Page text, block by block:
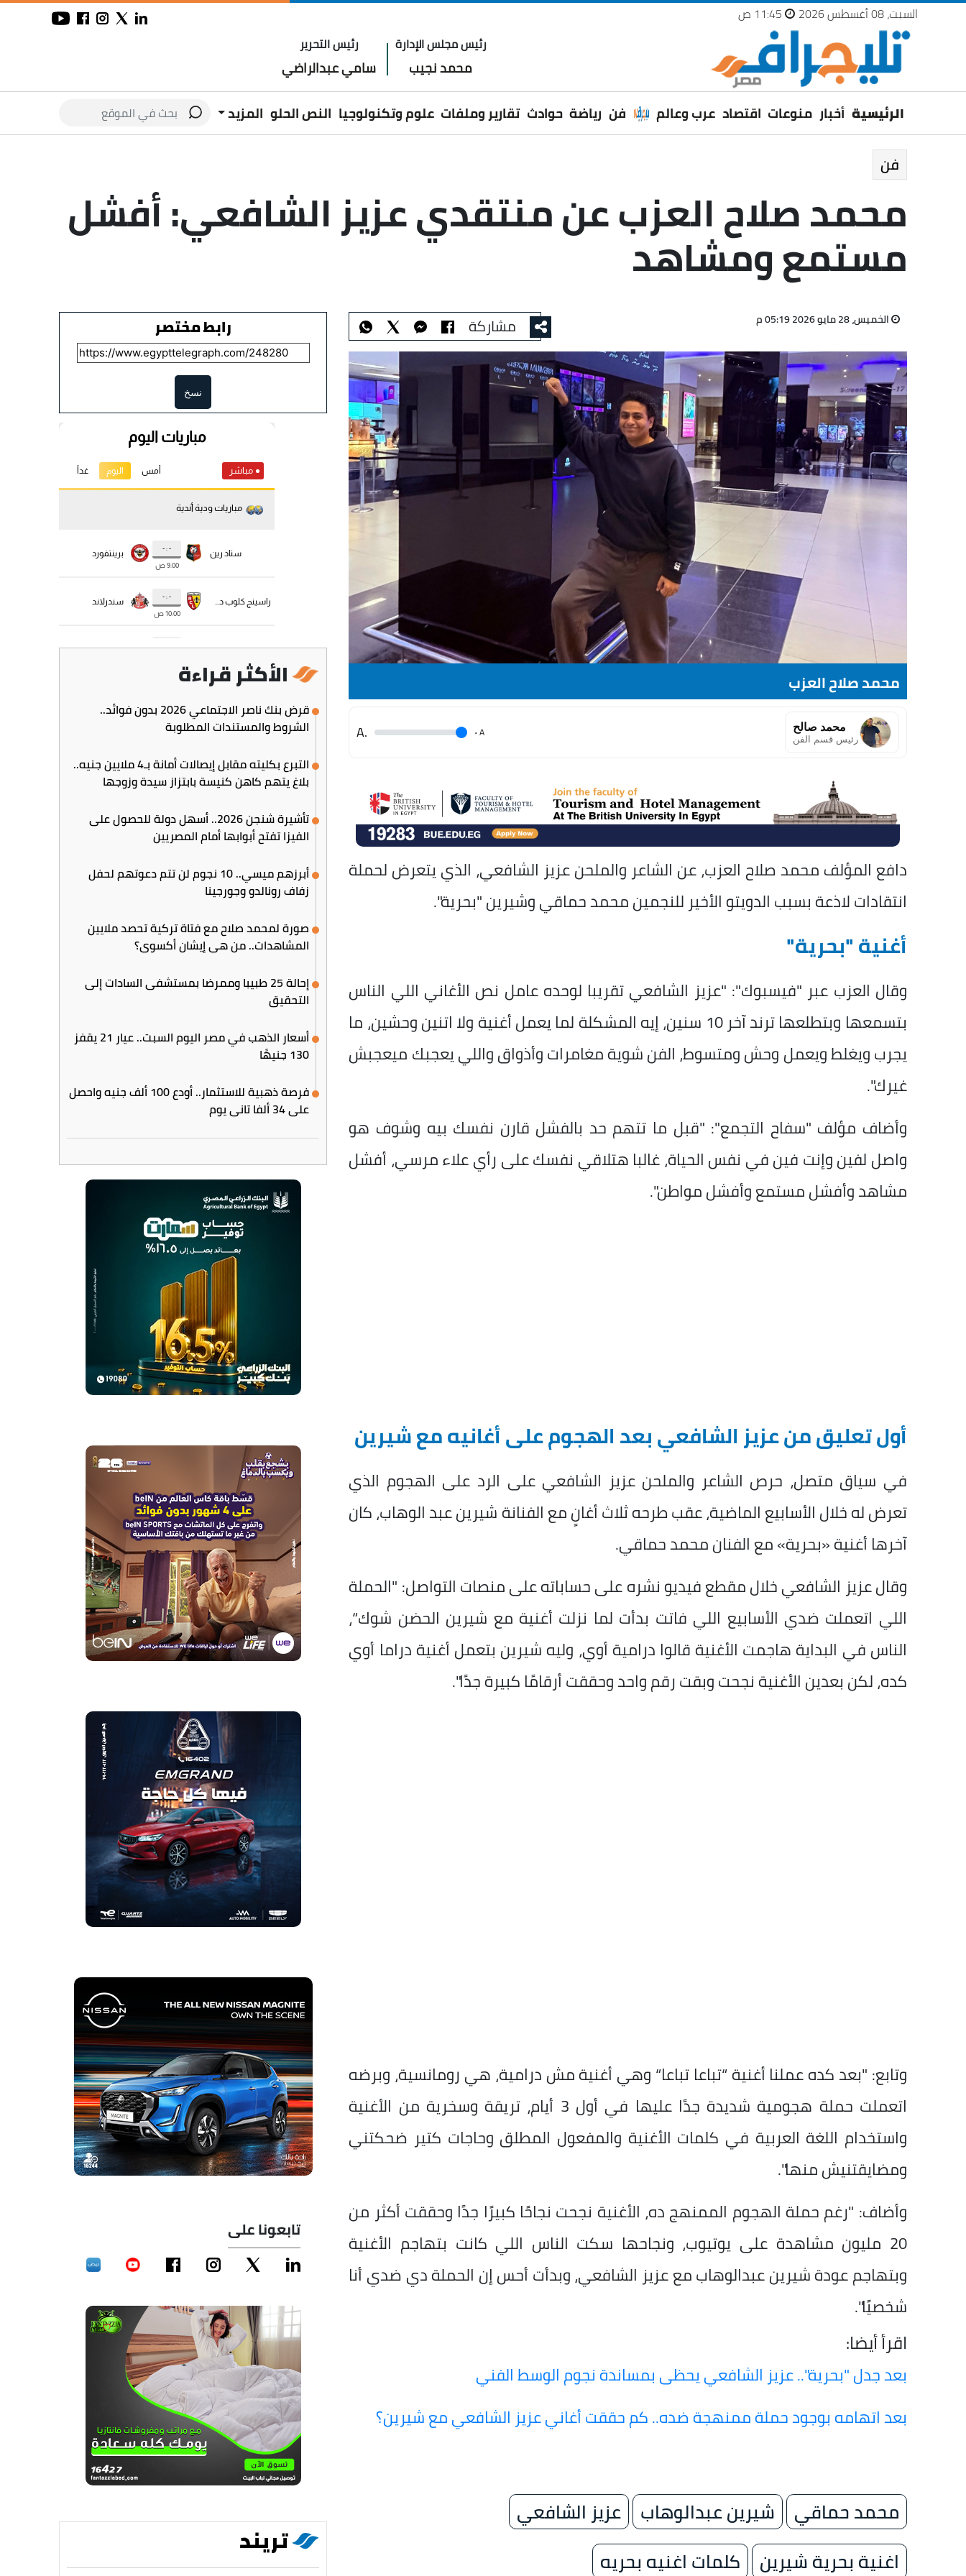
السبت، 08 أغسطس 2026
رئيس مجلس الإدارة
محمد نجيب
رئيس التحرير
سامي عبدالراضي
الرئيسية أخبار منوعات اقتصاد عرب وعالم فن رياضة حوادث تقارير وملفات علوم وتكنولوجيا النص الحلو المزيد
فن
محمد صلاح العزب عن منتقدي عزيز الشافعي: أفشل
مستمع ومشاهد
الخميس، 28 مايو 2026 05:19 م مشاركة
محمد صلاح العزب
محمد صالح
رئيس قسم الفن A
.
.A
دافع المؤلف محمد صلاح العزب، عن الشاعر والملحن عزيز الشافعي، الذي يتعرض لحملة
انتقادات لاذعة بسبب الدويتو الأخير للنجمين محمد حماقي وشيرين "بحرية".
أغنية "بحرية"
وقال العزب عبر "فيسبوك": "عزيز الشافعي تقريبا لوحده عامل نص الأغاني اللي الناس
بتسمعها وبتطلعها ترند آخر 10 سنين، إيه المشكلة لما يعمل أغنية ولا اتنين وحشين، ما
يجرب ويغلط ويعمل وحش ومتسوط، الفن شوية مغامرات وأذواق واللي يعجبك ميعجبش
غيرك".
وأضاف مؤلف "سفاح التجمع": "قبل ما تتهم حد بالفشل قارن نفسك بيه وشوف هو
واصل لفين وإنت فين في نفس الحياة، غالبا هتلاقي نفسك على رأي علاء مرسي، أفشل
مشاهد وأفشل مستمع وأفشل مواطن".
أول تعليق من عزيز الشافعي بعد الهجوم على أغانيه مع شيرين
في سياق متصل، حرص الشاعر والملحن عزيز الشافعي على الرد على الهجوم الذي
تعرض له خلال الأسابيع الماضية، عقب طرحه ثلاث أغانٍ مع الفنانة شيرين عبد الوهاب، كان
آخرها أغنية «بحرية» مع الفنان محمد حماقي.
وقال عزيز الشافعي خلال مقطع فيديو نشره على حساباته على منصات التواصل: "الحملة
اللي اتعملت ضدي الأسابيع اللي فاتت بدأت لما نزلت أغنية مع شيرين الحضن شوك“،
الناس في البداية هاجمت الأغنية قالوا درامية أوي، وليه شيرين بتعمل أغنية دراما أوي
كده، لكن بعدين الأغنية نجحت وبقت رقم واحد وحققت أرقامًا كبيرة جدًا".
وتابع: "بعد كده عملنا أغنية “تباعا تباعا“ وهي أغنية مش درامية، هي رومانسية، وبرضه
اتعملت حملة هجومية شديدة جدًا عليها في أول 3 أيام، تريقة وسخرية من الأغنية
واستخدام اللغة العربية في كلمات الأغنية والمفعول المطلق وحاجات كتير ضحكتني
ومضايقتنيش منها".
وأضاف: "رغم حملة الهجوم الممنهج ده، الأغنية نجحت نجاحًا كبيرًا جدًا وحققت أكثر من
20 مليون مشاهدة على يوتيوب، ونجاحها سكت الناس اللي كانت بتهاجم الأغنية
وبتهاجم عودة شيرين عبدالوهاب مع عزيز الشافعي، وبدأت أحس إن الحملة دي ضدي أنا
شخصيًا".
اقرأ أيضا:
بعد جدل "بحرية".. عزيز الشافعي يحظى بمساندة نجوم الوسط الفني
بعد اتهامه بوجود حملة ممنهجة ضده.. كم حققت أغاني عزيز الشافعي مع شيرين؟
محمد حماقي شيرين عبدالوهاب
عزيز الشافعي
اغنية بحرية شيرين
كلمات اغنيه بحريه
رابط مختصر
نسخ
الأكثر قراءة
قرض بنك ناصر الاجتماعي 2026 بدون فوائد..
الشروط والمستندات المطلوبة
التبرع بكليته مقابل إيصالات أمانة بـ4 ملايين جنيه..
بلاغ يتهم كاهن كنيسة بابتزاز سيدة وزوجها
تأشيرة شنجن 2026.. أسهل دولة للحصول على
الفيزا تفتح أبوابها أمام المصريين
أبرزهم ميسي.. 10 نجوم لن تتم دعوتهم لحفل
زفاف رونالدو وجورجينا
صورة لمحمد صلاح مع فتاة تركية تحصد ملايين
المشاهدات.. من هي إيشان أكسوي؟
إحالة 25 طبيبا وممرضا بمستشفى السادات إلى
التحقيق
أسعار الذهب في مصر اليوم السبت.. عيار 21 يقفز
130 جنيهًا
فرصة ذهبية للاستثمار.. أودع 100 ألف جنيه واحصل
على 34 ألفا تاني يوم
تابعونا على
تريند